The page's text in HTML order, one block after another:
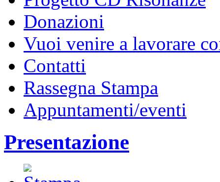
Donazioni
Vuoi venire a lavorare
Contatti
Rassegna Stampa
Appuntamenti/eventi
Presentazione